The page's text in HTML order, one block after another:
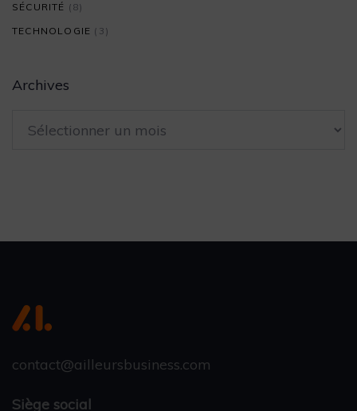
SÉCURITÉ (8)
TECHNOLOGIE (3)
Archives
contact@ailleursbusiness.com
Siège social